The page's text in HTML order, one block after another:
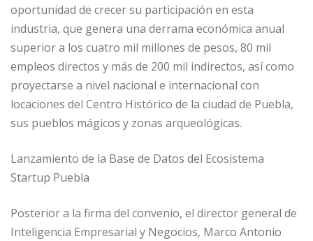
oportunidad de crecer su participación en esta
industria, que genera una derrama económica anual
superior a los cuatro mil millones de pesos, 80 mil
empleos directos y más de 200 mil indirectos, así como
proyectarse a nivel nacional e internacional con
locaciones del Centro Histórico de la ciudad de Puebla,
sus pueblos mágicos y zonas arqueológicas.
Lanzamiento de la Base de Datos del Ecosistema
Startup Puebla
Posterior a la firma del convenio, el director general de
Inteligencia Empresarial y Negocios, Marco Antonio